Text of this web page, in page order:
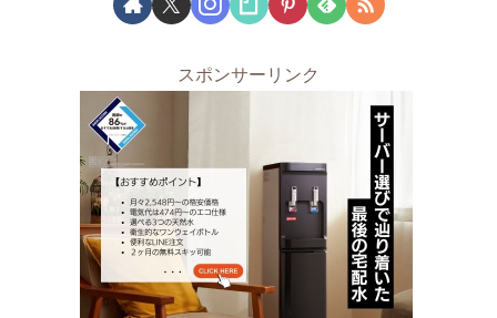
スポンサーリンク